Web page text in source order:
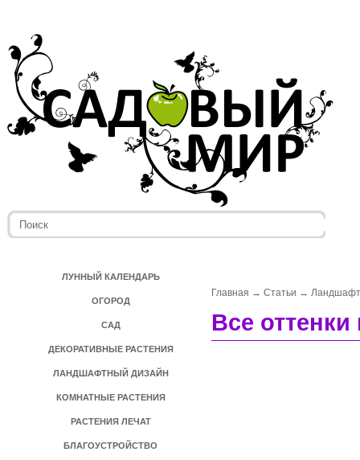
ЛУННЫЙ КАЛЕНДАРЬ
ОГОРОД
САД
ДЕКОРАТИВНЫЕ РАСТЕНИЯ
ЛАНДШАФТНЫЙ ДИЗАЙН
КОМНАТНЫЕ РАСТЕНИЯ
РАСТЕНИЯ ЛЕЧАТ
БЛАГОУСТРОЙСТВО
Главная → Статьи →
Все оттенки